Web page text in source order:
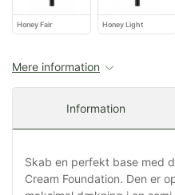
Honey Fair Honey Light
Mere information
Information
Skab en perfekt base med
Cream Foundation. Den er